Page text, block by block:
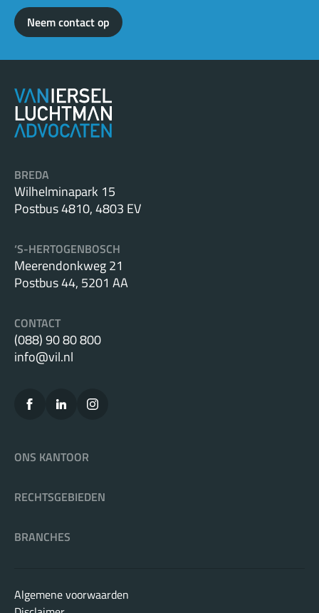
Neem contact op
BREDA
Wilhelminapark 15
Postbus 4810, 4803 EV
‘S-HERTOGENBOSCH
Meerendonkweg 21
Postbus 44, 5201 AA
CONTACT
(088) 90 80 800
info@vil.nl
ONS KANTOOR
RECHTSGEBIEDEN
BRANCHES
Algemene voorwaarden